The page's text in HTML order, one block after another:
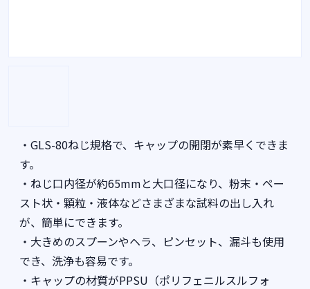
・GLS-80ねじ規格で、キャップの開閉が素早くできま
す。
・ねじ口内径が約65mmと大口径になり、粉末・ペー
スト状・顆粒・液体などさまざまな試料の出し入れ
が、簡単にできます。
・大きめのスプーンやヘラ、ピンセット、漏斗も使用
でき、洗浄も容易です。
・キャップの材質がPPSU（ポリフェニルスルフォ